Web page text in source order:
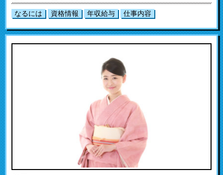
なるには 資格情報 年収給与 仕事内容